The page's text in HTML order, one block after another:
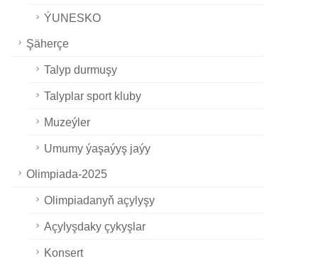
ÝUNESKO
Şäherçe
Talyp durmuşy
Talyplar sport kluby
Muzeýler
Umumy ýaşaýyş jaýy
Olimpiada-2025
Olimpiadanyň açylyşy
Açylyşdaky çykyşlar
Konsert